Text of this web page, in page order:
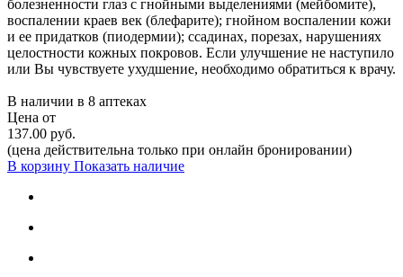
болезненности глаз с гнойными выделениями (мейбомите),
воспалении краев век (блефарите); гнойном воспалении кожи
и ее придатков (пиодермии); ссадинах, порезах, нарушениях
целостности кожных покровов. Если улучшение не наступило
или Вы чувствуете ухудшение, необходимо обратиться к врачу.
В наличии в 8 аптеках
Цена от
137.00 руб.
(цена действительна только при онлайн бронировании)
В корзину Показать наличие